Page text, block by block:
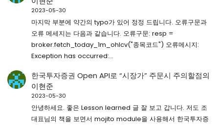
2023-05-30
마지막 부분에 약간의 typo가 있어 정정 드립니다. 오류구문과
오류 메세지는 다음과 같습니다. 오류구문: resp =
broker.fetch_today_1m_ohlcv("종목코드") 오류메시지:
Exception has occurred:…
한국투자증권 Open API로 “시장가” 주문시 주의할점의
이현준
2023-05-30
안녕하세요. 좋은 Lesson learned 글 잘 보고 갑니다. 저도 조
대표님의 책을 보면서 mojito module을 사용해서 한국투자증